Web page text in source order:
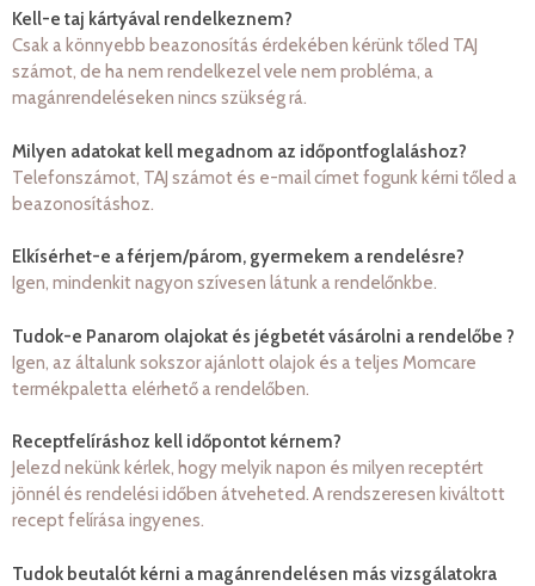
Kell-e taj kártyával rendelkeznem?
Csak a könnyebb beazonosítás érdekében kérünk tőled TAJ
számot, de ha nem rendelkezel vele nem probléma, a
magánrendeléseken nincs szükség rá.
Milyen adatokat kell megadnom az időpontfoglaláshoz?
Telefonszámot, TAJ számot és e-mail címet fogunk kérni tőled a
beazonosításhoz.
Elkísérhet-e a férjem/párom, gyermekem a rendelésre?
Igen, mindenkit nagyon szívesen látunk a rendelőnkbe.
Tudok-e Panarom olajokat és jégbetét vásárolni a rendelőbe ?
Igen, az általunk sokszor ajánlott olajok és a teljes Momcare
termékpaletta elérhető a rendelőben.
Receptfelíráshoz kell időpontot kérnem?
Jelezd nekünk kérlek, hogy melyik napon és milyen receptért
jönnél és rendelési időben átveheted. A rendszeresen kiváltott
recept felírása ingyenes.
Tudok beutalót kérni a magánrendelésen más vizsgálatokra